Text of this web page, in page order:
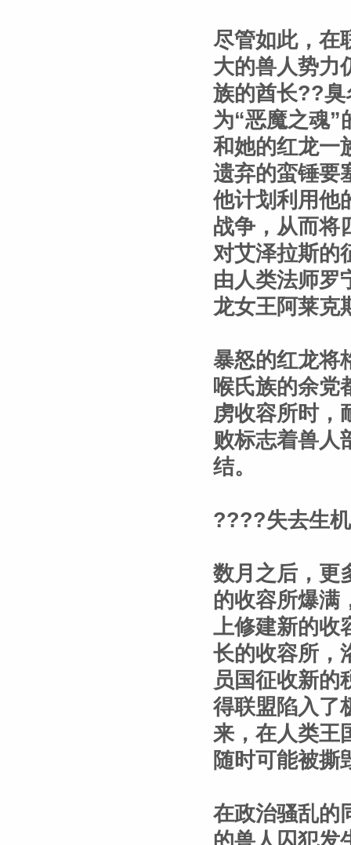
尽管如此，在
大的兽人势力
族的酋长??臭
为“恶魔之魂”
和她的红龙一
遗弃的蛮锤要
他计划利用他
战争，从而将
对艾泽拉斯的
由人类法师罗
龙女王阿莱克
暴怒的红龙将
喉氏族的余党
虏收容所时，
败标志着兽人
结。
????失去生
数月之后，更
的收容所爆满
上修建新的收
长的收容所，
员国征收新的
得联盟陷入了
来，在人类王
随时可能被撕
在政治骚乱的
的兽人囚犯发